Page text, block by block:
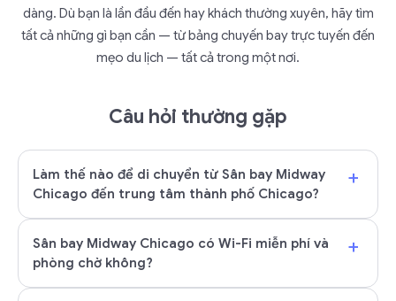
dàng. Dù bạn là lần đầu đến hay khách thường xuyên, hãy tìm
tất cả những gì bạn cần — từ bảng chuyến bay trực tuyến đến
mẹo du lịch — tất cả trong một nơi.
Câu hỏi thường gặp
Làm thế nào để di chuyển từ Sân bay Midway
Chicago đến trung tâm thành phố Chicago?
+
Sân bay Midway Chicago có Wi-Fi miễn phí và
phòng chờ không?
+